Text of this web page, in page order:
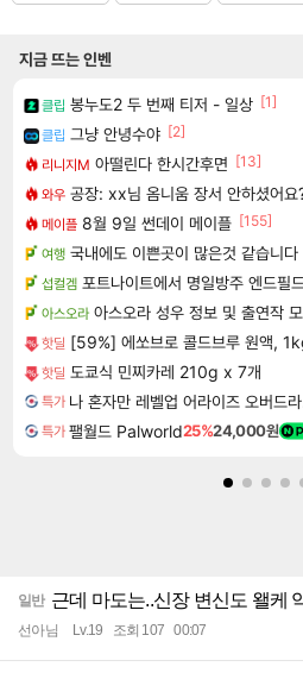
지금 뜨는 인벤
클립 봉누도2 두 번째 티저 - 일상 [1]
클립 그냥 안녕수야 [2]
리니지M 아떨린다 한시간후면 [13]
와우 공장: xx님 옴니움 장서 안하셨어요
메이플 8월 9일 썬데이 메이플 [155]
여행 국내에도 이쁜곳이 많은것 같습니다
섭컬겜 포트나이트에서 명일방주 엔드필
아스오라 아스오라 성우 정보 및 출연작
핫딜 [59%] 에쏘브로 콜드브루 원액,
핫딜 도쿄식 민찌카레 210g x 7개
특가
특가 팰월드 Palworld25%24,000원
일반 근데 마도는..신장 변신도 왤케
선아님 Lv.19 조회 107 00:07